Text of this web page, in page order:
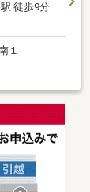
徒歩9分
１